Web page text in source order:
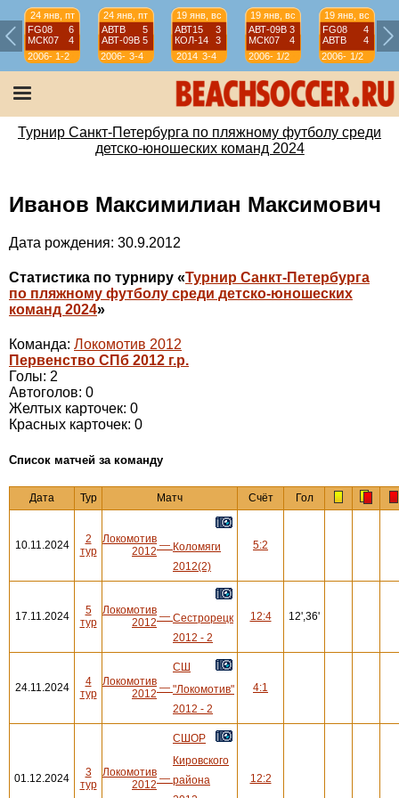
24 янв, пт
FG08
6
МСК07
4
2006-
07
1-2
24 янв, пт
АВТВ
5
АВТ-09B 5
2006-
07
3-4
19 янв, вс
АВТ15
3
КОЛ-14
3
2014 3-4
19 янв, вс
АВТ-09B 3
МСК07
4
2006-
07
1/2
19 янв, вс
FG08
4
АВТВ
4
2006-
07
1/2
Турнир Санкт-Петербурга по пляжному футболу среди
детско-юношеских команд 2024
Иванов Максимилиан Максимович
Дата рождения: 30.9.2012
Статистика по турниру «Турнир Санкт-Петербурга
по пляжному футболу среди детско-юношеских
команд 2024»
Команда: Локомотив 2012
Первенство СПб 2012 г.р.
Голы: 2
Автоголов: 0
Желтых карточек: 0
Красных карточек: 0
Cписок матчей за команду
Дата Тур Матч Счёт Гол
10.11.2024
2
тур
Локомотив
2012 — Коломяги
2012(2)
5:2
17.11.2024
5
тур
Локомотив
2012 — Сестрорецк
2012 - 2
12:4 12',36'
24.11.2024
4
тур
Локомотив
2012 —
СШ
"Локомотив"
2012 - 2
4:1
01.12.2024
3
тур
Локомотив
2012 —
СШОР
Кировского
района
12:2